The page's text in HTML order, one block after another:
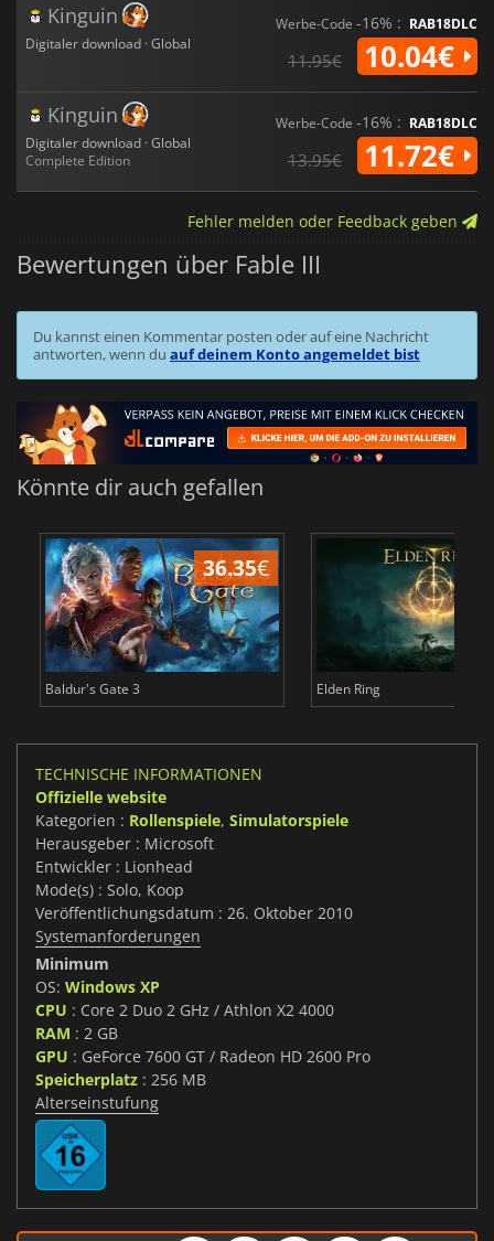
Kinguin
Digitaler download · Global
Werbe-Code -16% : RAB18DLC
11.95€ 10.04€
Kinguin
Digitaler download · Global
Complete Edition
Werbe-Code -16% : RAB18DLC
13.95€ 11.72€
Fehler melden oder Feedback geben
Bewertungen über Fable III
Du kannst einen Kommentar posten oder auf eine Nachricht
antworten, wenn du auf deinem Konto angemeldet bist
Könnte dir auch gefallen
36.35€
Baldur's Gate 3 Elden Ring
TECHNISCHE INFORMATIONEN
Offizielle website
Kategorien : Rollenspiele, Simulatorspiele
Herausgeber : Microsoft
Entwickler : Lionhead
Mode(s) : Solo, Koop
Veröffentlichungsdatum : 26. Oktober 2010
Systemanforderungen
Minimum
OS: Windows XP
CPU : Core 2 Duo 2 GHz / Athlon X2 4000
RAM : 2 GB
GPU : GeForce 7600 GT / Radeon HD 2600 Pro
Speicherplatz : 256 MB
Alterseinstufung